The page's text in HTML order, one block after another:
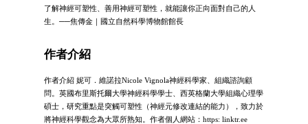
了解神經可塑性、善用神經可塑性，就能讓你正向面對自己的人
生。──焦傳金｜國立自然科學博物館館長
作者介紹
作者介紹 妮可．維諾拉Nicole Vignola神經科學家、組織諮詢顧
問。英國布里斯托爾大學神經科學學士、西英格蘭大學組織心理學
碩士，研究重點是突觸可塑性（神經元修改連結的能力），致力於
將神經科學觀念為大眾所熟知。作者個人網站：https: linktr.ee